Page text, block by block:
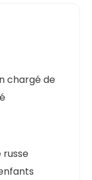
chargé de
russe